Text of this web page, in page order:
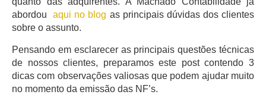
abordouaqui no blog as principais dúvidas dos clientes
sobre o assunto.
Pensando em esclarecer as principais questões técnicas
de nossos clientes, preparamos este post contendo 3
dicas com observações valiosas que podem ajudar muito
no momento da emissão das NF’s.